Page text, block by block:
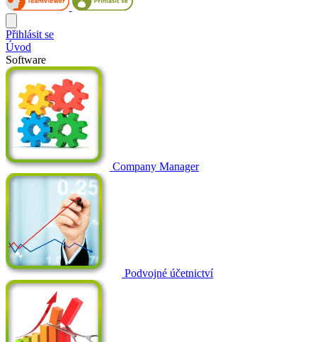
Přihlásit se
Úvod
Software
Company Manager
Podvojné účetnictví